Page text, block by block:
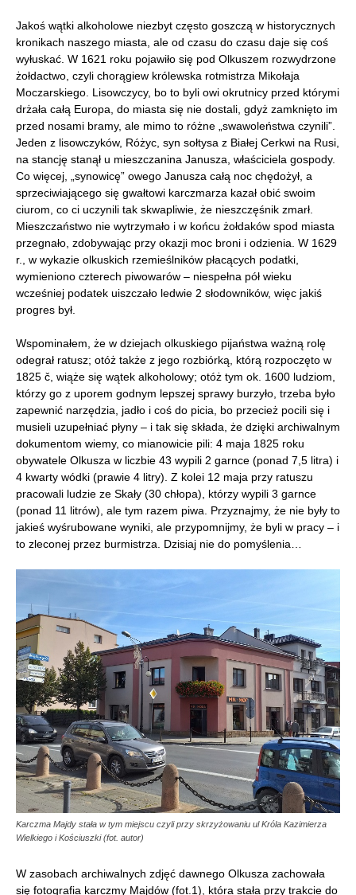
Jakoś wątki alkoholowe niezbyt często goszczą w historycznych
kronikach naszego miasta, ale od czasu do czasu daje się coś
wyłuskać. W 1621 roku pojawiło się pod Olkuszem rozwydrzone
żołdactwo, czyli chorągiew królewska rotmistrza Mikołaja
Moczarskiego. Lisowczycy, bo to byli owi okrutnicy przed którymi
drżała całą Europa, do miasta się nie dostali, gdyż zamknięto im
przed nosami bramy, ale mimo to różne „swawoleństwa czynili”.
Jeden z lisowczyków, Różyc, syn sołtysa z Białej Cerkwi na Rusi,
na stancję stanął u mieszczanina Janusza, właściciela gospody.
Co więcej, „synowicę” owego Janusza całą noc chędożył, a
sprzeciwiającego się gwałtowi karczmarza kazał obić swoim
ciurom, co ci uczynili tak skwapliwie, że nieszczęśnik zmarł.
Mieszczaństwo nie wytrzymało i w końcu żołdaków spod miasta
przegnało, zdobywając przy okazji moc broni i odzienia. W 1629
r., w wykazie olkuskich rzemieślników płacących podatki,
wymieniono czterech piwowarów – niespełna pół wieku
wcześniej podatek uiszczało ledwie 2 słodowników, więc jakiś
progres był.
Wspominałem, że w dziejach olkuskiego pijaństwa ważną rolę
odegrał ratusz; otóż także z jego rozbiórką, którą rozpoczęto w
1825 č, wiąże się wątek alkoholowy; otóż tym ok. 1600 ludziom,
którzy go z uporem godnym lepszej sprawy burzyło, trzeba było
zapewnić narzędzia, jadło i coś do picia, bo przecież pocili się i
musieli uzupełniać płyny – i tak się składa, że dzięki archiwalnym
dokumentom wiemy, co mianowicie pili: 4 maja 1825 roku
obywatele Olkusza w liczbie 43 wypili 2 garnce (ponad 7,5 litra) i
4 kwarty wódki (prawie 4 litry). Z kolei 12 maja przy ratuszu
pracowali ludzie ze Skały (30 chłopa), którzy wypili 3 garnce
(ponad 11 litrów), ale tym razem piwa. Przyznajmy, że nie były to
jakieś wyśrubowane wyniki, ale przypomnijmy, że byli w pracy – i
to zleconej przez burmistrza. Dzisiaj nie do pomyślenia…
Karczma Majdy stała w tym miejscu czyli przy skrzyżowaniu ul Króla Kazimierza
Wielkiego i Kościuszki (fot. autor)
W zasobach archiwalnych zdjęć dawnego Olkusza zachowała
się fotografia karczmy Majdów (fot.1), która stała przy trakcie do